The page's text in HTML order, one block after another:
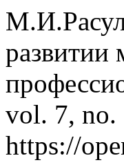
развитии
vol. 7, no.
https://